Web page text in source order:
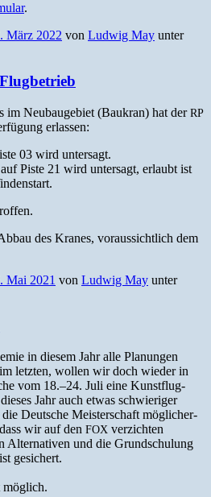
.
März 2022 von Ludwig May unter
im Neubauge­bi­et (Baukran) hat derRP
erlassen:
03 wird untersagt.
Piste 21 wird unter­sagt, erlaubt ist
des Kranes, voraus­sichtlich dem
Mai 2021 von Ludwig May unter
in diesem Jahr alle Pla­nun­gen
let­zten, wollen wir doch wieder in
vom 18.–24. Juli eine Kun­st­flug­
Jahr auch etwas schwieriger
die Deutsche Meis­ter­schaft möglicher­
wir auf den FOX verzicht­en
Alter­na­tiv­en und die Grund­schu­lung
gesichert.
möglich.